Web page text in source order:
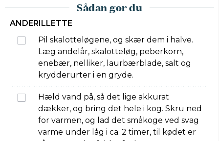
Sådan gør du
ANDERILLETTE
Pil skalotteløgene, og skær dem i halve.
Læg andelår, skalotteløg, peberkorn,
enebær, nelliker, laurbærblade, salt og
krydderurter i en gryde.
Hæld vand på, så det lige akkurat
dækker, og bring det hele i kog. Skru ned
for varmen, og lad det småkoge ved svag
varme under låg i ca. 2 timer, til kødet er